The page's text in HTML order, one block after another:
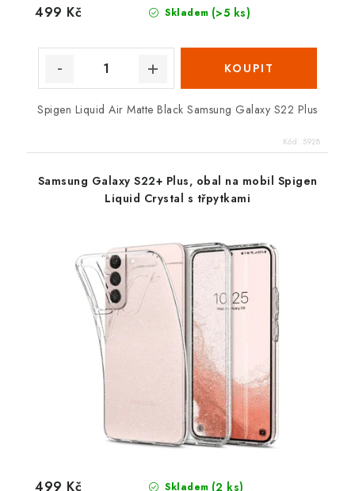
Skladem (>5 ks)
499 Kč
Spigen Liquid Air Matte Black Samsung Galaxy S22 Plus
Kód: 5928
Samsung Galaxy S22+ Plus, obal na mobil Spigen
Liquid Crystal s třpytkami
Skladem (2 ks)
499 Kč